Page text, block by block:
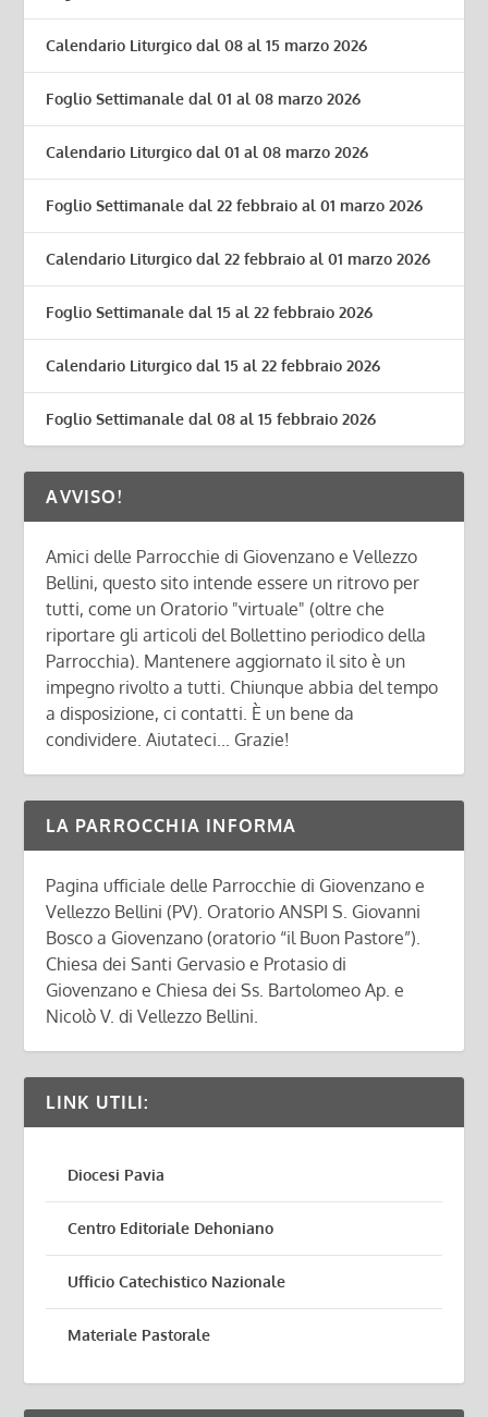
Calendario Liturgico dal 08 al 15 marzo 2026
Foglio Settimanale dal 01 al 08 marzo 2026
Calendario Liturgico dal 01 al 08 marzo 2026
Foglio Settimanale dal 22 febbraio al 01 marzo 2026
Calendario Liturgico dal 22 febbraio al 01 marzo 2026
Foglio Settimanale dal 15 al 22 febbraio 2026
Calendario Liturgico dal 15 al 22 febbraio 2026
Foglio Settimanale dal 08 al 15 febbraio 2026
AVVISO!
Amici delle Parrocchie di Giovenzano e Vellezzo
Bellini, questo sito intende essere un ritrovo per
tutti, come un Oratorio "virtuale" (oltre che
riportare gli articoli del Bollettino periodico della
Parrocchia). Mantenere aggiornato il sito è un
impegno rivolto a tutti. Chiunque abbia del tempo
a disposizione, ci contatti. È un bene da
condividere. Aiutateci... Grazie!
LA PARROCCHIA INFORMA
Pagina ufficiale delle Parrocchie di Giovenzano e
Vellezzo Bellini (PV). Oratorio ANSPI S. Giovanni
Bosco a Giovenzano (oratorio “il Buon Pastore”).
Chiesa dei Santi Gervasio e Protasio di
Giovenzano e Chiesa dei Ss. Bartolomeo Ap. e
Nicolò V. di Vellezzo Bellini.
LINK UTILI:
Diocesi Pavia
Centro Editoriale Dehoniano
Ufficio Catechistico Nazionale
Materiale Pastorale